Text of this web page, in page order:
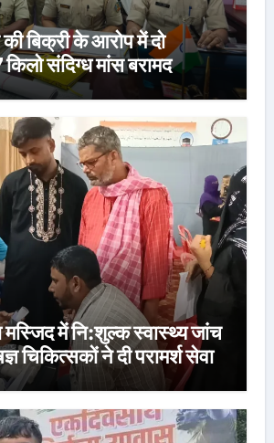
बिक्री के आरोप में दो
किलो संदिग्ध मांस बरामद
मस्जिद में नि:शुल्क स्वास्थ्य जांच
चिकित्सकों ने दी परामर्श सेवा